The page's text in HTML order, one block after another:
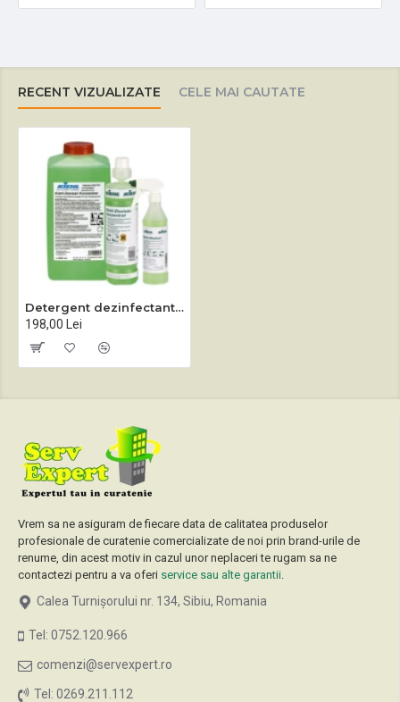
RECENT VIZUALIZATE CELE MAI CAUTATE
Detergent dezinfectant sanitar Desisan Concentrat 1L / 2 L
198,00 Lei
Vrem sa ne asiguram de fiecare data de calitatea produselor
profesionale de curatenie comercializate de noi prin brand-urile de
renume, din acest motiv in cazul unor neplaceri te rugam sa ne
contactezi pentru a va oferi service sau alte garantii.
Calea Turnișorului nr. 134, Sibiu, Romania
Tel: 0752.120.966
comenzi@servexpert.ro
Tel: 0269.211.112